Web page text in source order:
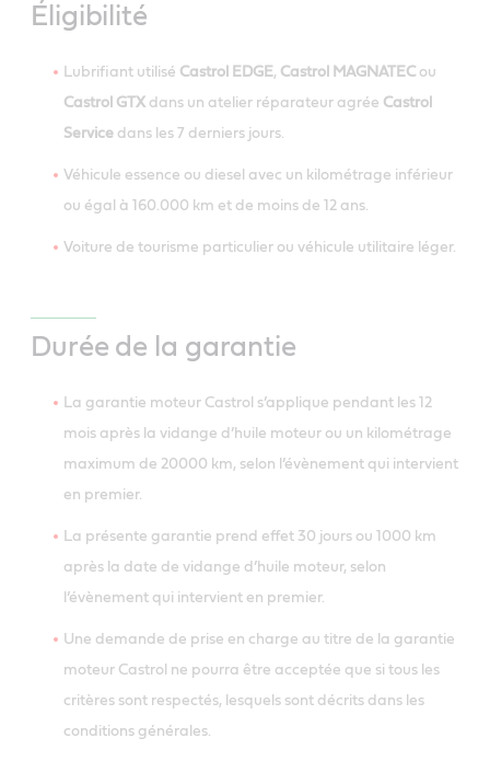
Éligibilité
Lubrifiant utilisé Castrol EDGE, Castrol MAGNATEC ou
Castrol GTX dans un atelier réparateur agrée Castrol
Service dans les 7 derniers jours.
Véhicule essence ou diesel avec un kilométrage inférieur
ou égal à 160.000 km et de moins de 12 ans.
Voiture de tourisme particulier ou véhicule utilitaire léger.
Durée de la garantie
La garantie moteur Castrol s’applique pendant les 12
mois après la vidange d’huile moteur ou un kilométrage
maximum de 20000 km, selon l’évènement qui intervient
en premier.
La présente garantie prend effet 30 jours ou 1000 km
après la date de vidange d’huile moteur, selon
l’évènement qui intervient en premier.
Une demande de prise en charge au titre de la garantie
moteur Castrol ne pourra être acceptée que si tous les
critères sont respectés, lesquels sont décrits dans les
conditions générales.